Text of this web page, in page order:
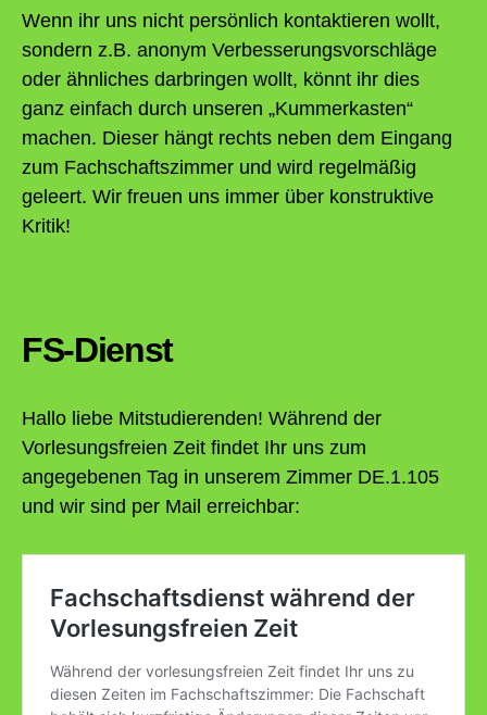
Wenn ihr uns nicht persönlich kontaktieren wollt,
sondern z.B. anonym Verbesserungsvorschläge
oder ähnliches darbringen wollt, könnt ihr dies
ganz einfach durch unseren „Kummerkasten“
machen. Dieser hängt rechts neben dem Eingang
zum Fachschaftszimmer und wird regelmäßig
geleert. Wir freuen uns immer über konstruktive
Kritik!
FS-Dienst
Hallo liebe Mitstudierenden! Während der
Vorlesungsfreien Zeit findet Ihr uns zum
angegebenen Tag in unserem Zimmer DE.1.105
und wir sind per Mail erreichbar: